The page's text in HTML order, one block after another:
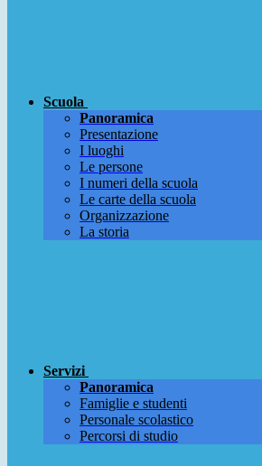
Scuola
Panoramica
Presentazione
I luoghi
Le persone
I numeri della scuola
Le carte della scuola
Organizzazione
La storia
Servizi
Panoramica
Famiglie e studenti
Personale scolastico
Percorsi di studio